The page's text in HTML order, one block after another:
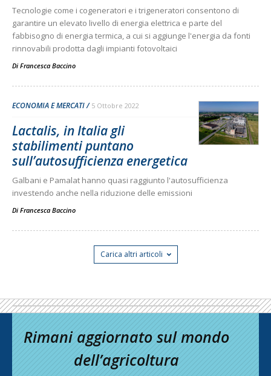
Tecnologie come i cogeneratori e i trigeneratori consentono di
garantire un elevato livello di energia elettrica e parte del
fabbisogno di energia termica, a cui si aggiunge l'energia da fonti
rinnovabili prodotta dagli impianti fotovoltaici
Di Francesca Baccino
ECONOMIA E MERCATI 5 Ottobre 2022
Lactalis, in Italia gli
stabilimenti puntano
sull’autosufficienza energetica
Galbani e Pamalat hanno quasi raggiunto l'autosufficienza
investendo anche nella riduzione delle emissioni
Di Francesca Baccino
Carica altri articoli
Rimani aggiornato sul mondo
dell’agricoltura